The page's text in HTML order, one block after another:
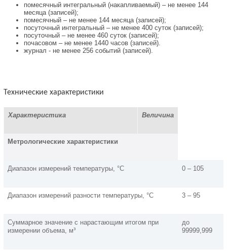
помесячный интегральный (накапливаемый) – не менее 144
месяца (записей);
помесячный – не менее 144 месяца (записей);
посуточный интегральный – не менее 400 суток (записей);
посуточный – не менее 460 суток (записей);
почасовом – не менее 1440 часов (записей).
журнал - не менее 256 событий (записей).
Технические характеристики
Характеристика Величина
Метрологические характеристики
Диапазон измерений температуры, °С 0 – 105
Диапазон измерений разности температуры, °С 3 – 95
Суммарное значение с нарастающим итогом при
измерении объема, м³
до
99999,999